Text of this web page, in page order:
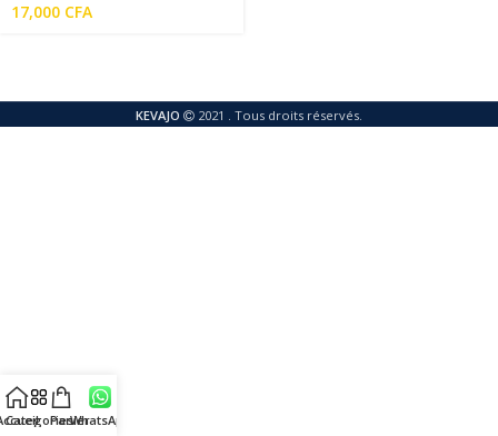
17,000 CFA
KEVAJO 2021 . Tous droits réservés.
Categories
PanierWhatsApp